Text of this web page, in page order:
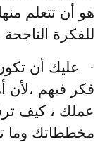
هو أن تتعلم
للفكرة الناجحة
·
عليك أن
فكر فيهم ،لأن
عملك ، كيف
مخططاتك وما